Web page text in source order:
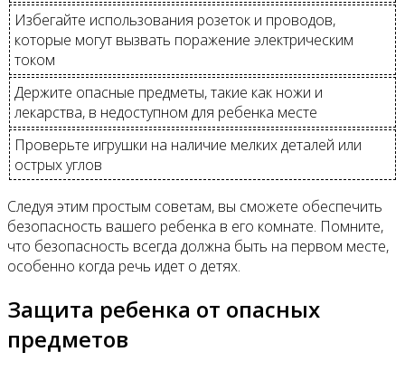
Избегайте использования розеток и проводов,
которые могут вызвать поражение электрическим
током
Держите опасные предметы, такие как ножи и
лекарства, в недоступном для ребенка месте
Проверьте игрушки на наличие мелких деталей или
острых углов
Следуя этим простым советам, вы сможете обеспечить
безопасность вашего ребенка в его комнате. Помните,
что безопасность всегда должна быть на первом месте,
особенно когда речь идет о детях.
Защита ребенка от опасных
предметов